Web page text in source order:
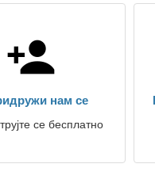
нам се
се бесплатно